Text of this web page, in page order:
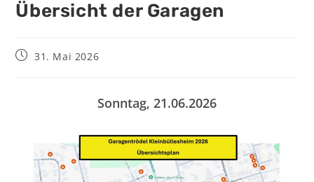
Übersicht der Garagen
31. Mai 2026
Sonntag, 21.06.2026